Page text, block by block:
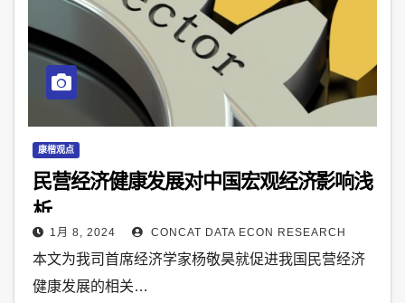
康楷观点
民营经济健康发展对中国宏观经济影响浅
析
1月 8, 2024 CONCAT DATA ECON RESEARCH
本文为我司首席经济学家杨敬昊就促进我国民营经济
健康发展的相关…